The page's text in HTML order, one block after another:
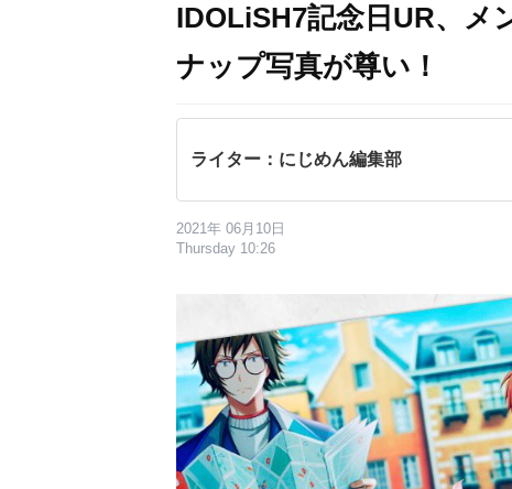
IDOLiSH7記念日UR、メ
ナップ写真が尊い！
ライター：にじめん編集部
2021年 06月10日
Thursday 10:26